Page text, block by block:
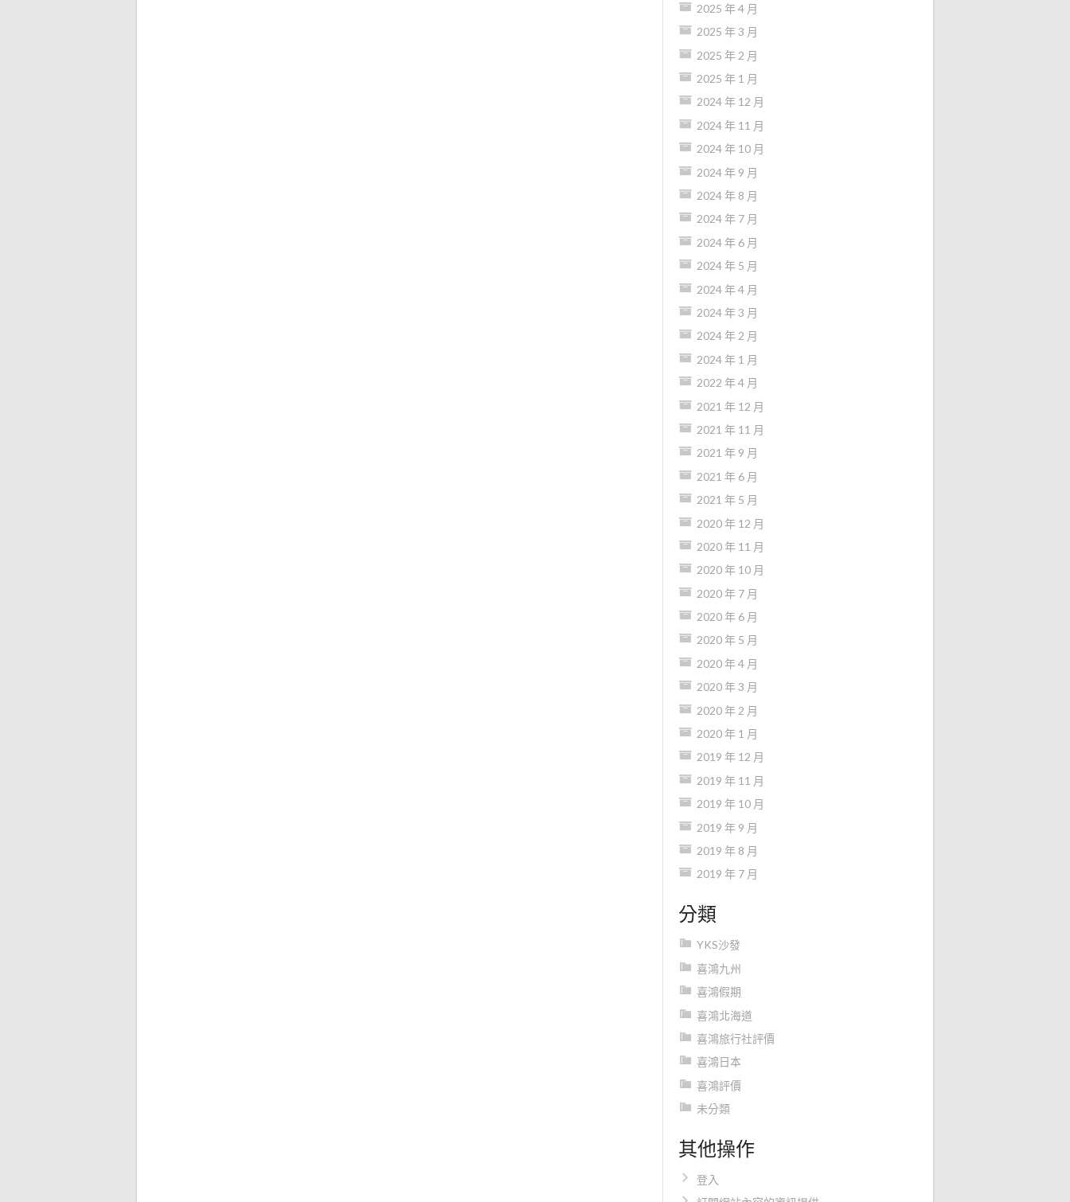
2025 年 4 月
2025 年 3 月
2025 年 2 月
2025 年 1 月
2024 年 12 月
2024 年 11 月
2024 年 10 月
2024 年 9 月
2024 年 8 月
2024 年 7 月
2024 年 6 月
2024 年 5 月
2024 年 4 月
2024 年 3 月
2024 年 2 月
2024 年 1 月
2022 年 4 月
2021 年 12 月
2021 年 11 月
2021 年 9 月
2021 年 6 月
2021 年 5 月
2020 年 12 月
2020 年 11 月
2020 年 10 月
2020 年 7 月
2020 年 6 月
2020 年 5 月
2020 年 4 月
2020 年 3 月
2020 年 2 月
2020 年 1 月
2019 年 12 月
2019 年 11 月
2019 年 10 月
2019 年 9 月
2019 年 8 月
2019 年 7 月
分類
YKS沙發
喜鴻九州
喜鴻假期
喜鴻北海道
喜鴻旅行社評價
喜鴻日本
喜鴻評價
未分類
其他操作
登入